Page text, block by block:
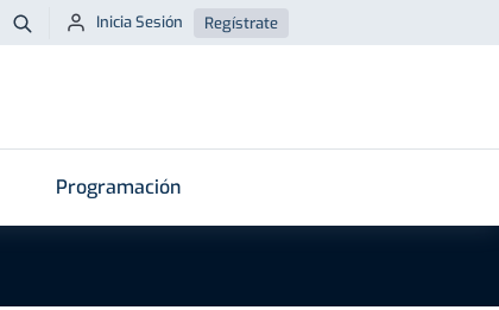
Buscar
Inicia Sesión Regístrate
Programación